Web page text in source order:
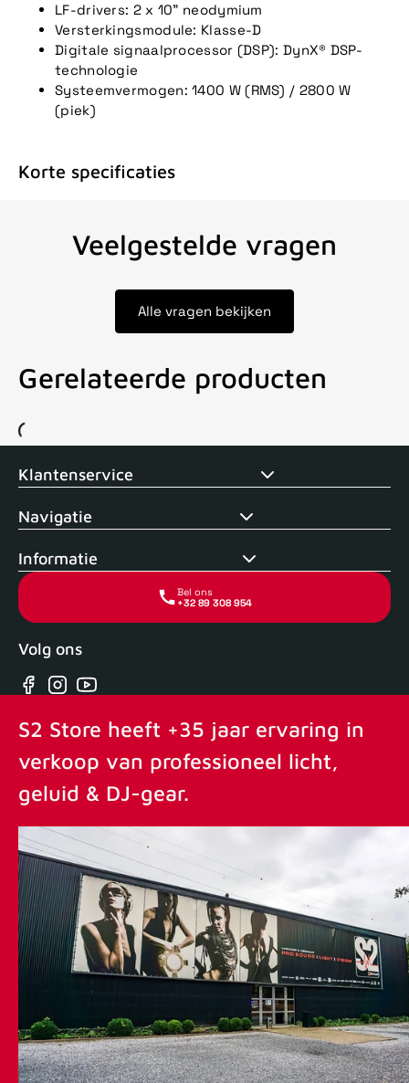
LF-drivers: 2 x 10" neodymium
Versterkingsmodule: Klasse-D
Digitale signaalprocessor (DSP): DynX® DSP-
technologie
Systeemvermogen: 1400 W (RMS) / 2800 W
(piek)
Korte specificaties
Veelgestelde vragen
Alle vragen bekijken
Gerelateerde producten
Voor 15uur besteld, zelfde dag verstuurd Echte winkel +35
Klantenservice
Navigatie
Informatie
Bel ons
+32 89 308 954
Volg ons
Facebook
Instagram
YouTube
S2 Store heeft +35 jaar ervaring in
verkoop van professioneel licht,
geluid & DJ-gear.